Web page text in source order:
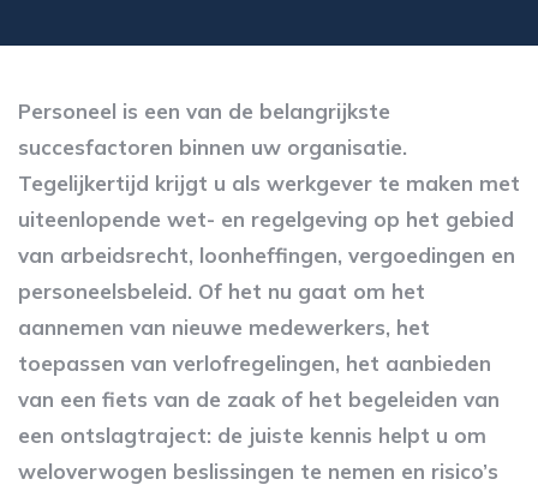
Personeel is een van de belangrijkste
succesfactoren binnen uw organisatie.
Tegelijkertijd krijgt u als werkgever te maken met
uiteenlopende wet- en regelgeving op het gebied
van arbeidsrecht, loonheffingen, vergoedingen en
personeelsbeleid. Of het nu gaat om het
aannemen van nieuwe medewerkers, het
toepassen van verlofregelingen, het aanbieden
van een fiets van de zaak of het begeleiden van
een ontslagtraject: de juiste kennis helpt u om
weloverwogen beslissingen te nemen en risico’s